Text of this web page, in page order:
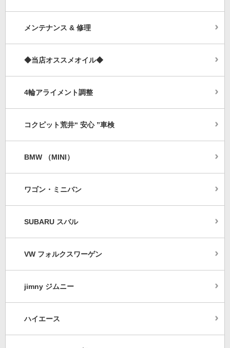
メンテナンス & 修理
◆当店オススメオイル◆
4輪アライメント調整
コクピット荒井“ 安心 ”車検
BMW （MINI）
ワゴン・ミニバン
SUBARU スバル
VW フォルクスワーゲン
jimny ジムニー
ハイエース